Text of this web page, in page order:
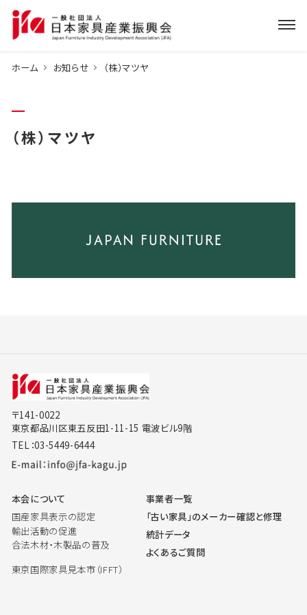
ホーム お知らせ （株）マツヤ
（株）マツヤ
〒141-0022
東京都品川区東五反田1-11-15 電波ビル9階
TEL：03-5449-6444
本会について
国産家具表示の認定
輸出活動の促進
合法木材・木製品の普及
東京国際家具見本市（IFFT）
事業者一覧
「古い家具」のメーカー確認と修理
統計データ
よくあるご質問